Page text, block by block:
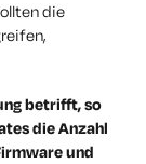
die
betrifft, so
die Anzahl
und